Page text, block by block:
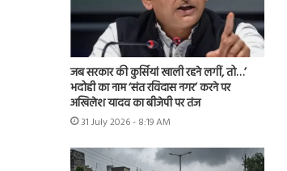
जब सरकार की कुर्सियां खाली रहने लगीं, तो…’
भदोही का नाम ‘संत रविदास नगर’ करने पर
अखिलेश यादव का बीजेपी पर तंज
31 July 2026 - 8:19 AM